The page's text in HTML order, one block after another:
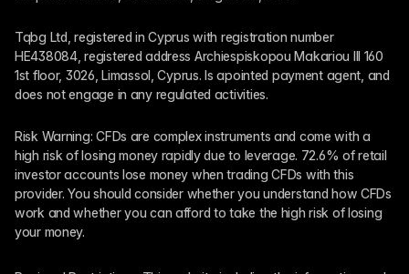
Tqbg Ltd, registered in Cyprus with registration number
HE438084, registered address Archiespiskopou Makariou III 160
1st floor, 3026, Limassol, Cyprus. Is apointed payment agent, and
does not engage in any regulated activities.
Risk Warning: CFDs are complex instruments and come with a
high risk of losing money rapidly due to leverage. 72.6% of retail
investor accounts lose money when trading CFDs with this
provider. You should consider whether you understand how CFDs
work and whether you can afford to take the high risk of losing
your money.